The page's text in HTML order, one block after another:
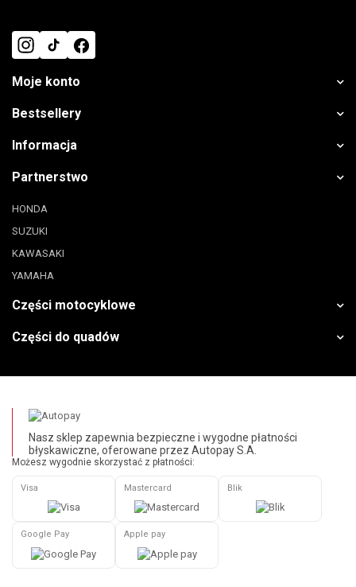
Moje konto
Bestsellery
Informacja
Partnerstwo
HONDA
SUZUKI
KAWASAKI
YAMAHA
Części motocyklowe
Części do quadów
Nasz sklep zapewnia bezpieczne i wygodne płatności
błyskawiczne, oferowane przez Autopay S.A.
Możesz wygodnie skorzystać z płatności:
Visa Mastercard Blik
Google Pay Apple pay